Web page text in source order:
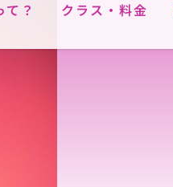
？ クラス・料金